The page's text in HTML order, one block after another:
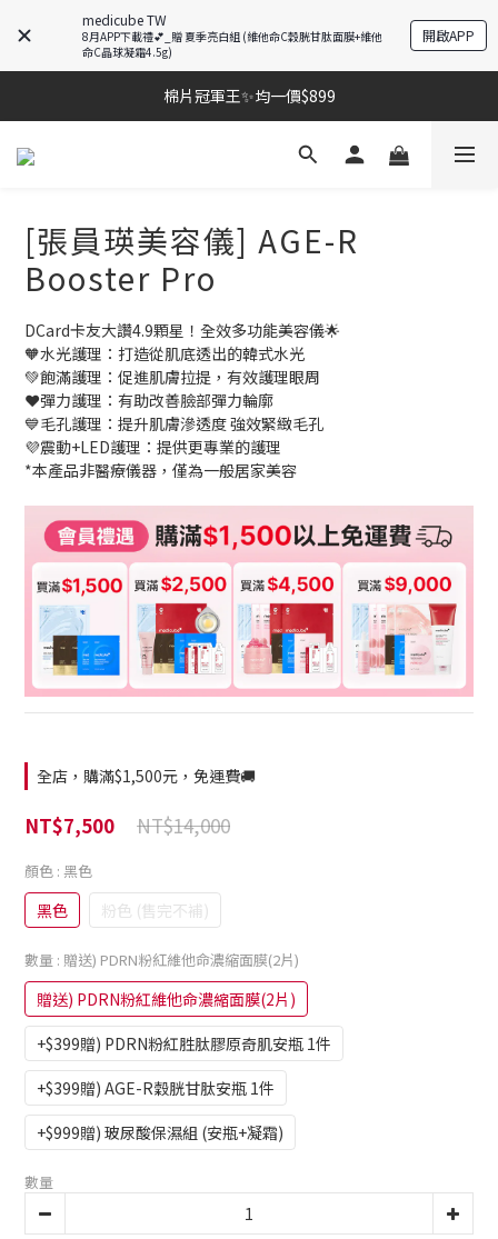
medicube TW
8月APP下載禮💕_贈 夏季亮白組 (維他命C穀胱甘肽面膜+維他
命C晶球凝霜4.5g)
開啟APP
棉片冠軍王✨均一價$899
棉片冠軍王✨均一價$899
棉片冠軍王✨均一價$899
[張員瑛美容儀] AGE-R
Booster Pro
DCard卡友大讚4.9顆星！全效多功能美容儀🌟
🧡水光護理：打造從肌底透出的韓式水光
💚飽滿護理：促進肌膚拉提，有效護理眼周
❤️彈力護理：有助改善臉部彈力輪廓
💙毛孔護理：提升肌膚滲透度 強效緊緻毛孔
💜震動+LED護理：提供更專業的護理
*本產品非醫療儀器，僅為一般居家美容
全店，購滿$1,500元，免運費🚚
NT$14,000
NT$7,500
顏色 : 黑色
黑色 粉色 (售完不補)
數量 : 贈送) PDRN粉紅維他命濃縮面膜(2片)
贈送) PDRN粉紅維他命濃縮面膜(2片)
+$399贈) PDRN粉紅胜肽膠原奇肌安瓶 1件
+$399贈) AGE-R穀胱甘肽安瓶 1件
+$999贈) 玻尿酸保濕組 (安瓶+凝霜)
數量